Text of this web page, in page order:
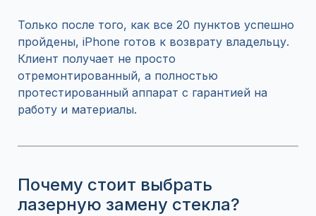
Только после того, как все 20 пунктов успешно
пройдены, iPhone готов к возврату владельцу.
Клиент получает не просто
отремонтированный, а полностью
протестированный аппарат с гарантией на
работу и материалы.
Почему стоит выбрать
лазерную замену стекла?